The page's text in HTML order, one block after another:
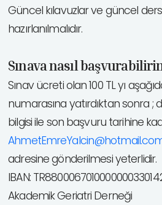
Güncel kılavuzlar ve güncel
hazırlanılmalıdır.
Sınava nasıl
Sınav ücreti olan 100 TL yı
numarasına yatırdıktan sonra
bilgisi ile son başvuru tarihine
adresine gönderilmesi yeterlidir.
IBAN:
Akademik Geriatri Derneği